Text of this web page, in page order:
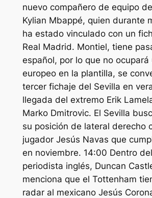
nuevo compañero de equipo
Kylian Mbappé, quien durante
ha estado vinculado con un
Real Madrid. Montiel, tiene
español, por lo que no
europeo en la plantilla, se
tercer fichaje del Sevilla en
llegada del extremo Erik
Marko Dmitrovic. El Sevilla
su posición de lateral derecho
jugador Jesús Navas que
en noviembre. 14:00 Dentro
periodista inglés, Duncan
menciona que el Tottenham
radar al mexicano Jesús